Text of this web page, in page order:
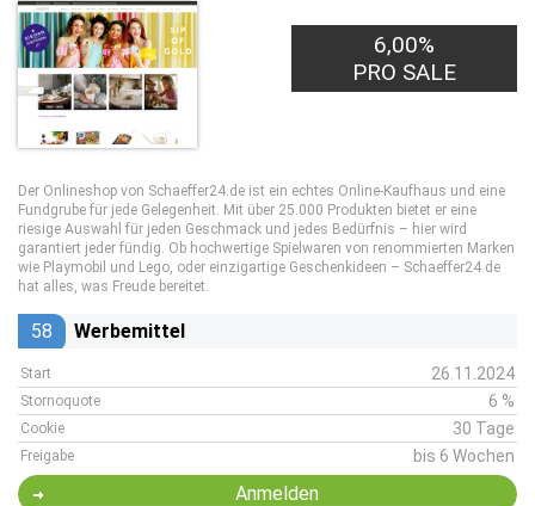
6,00%
PRO SALE
Der Onlineshop von Schaeffer24.de ist ein echtes Online-Kaufhaus und eine
Fundgrube für jede Gelegenheit. Mit über 25.000 Produkten bietet er eine
riesige Auswahl für jeden Geschmack und jedes Bedürfnis – hier wird
garantiert jeder fündig. Ob hochwertige Spielwaren von renommierten Marken
wie Playmobil und Lego, oder einzigartige Geschenkideen – Schaeffer24.de
hat alles, was Freude bereitet.
58 Werbemittel
Start 26.11.2024
Stornoquote 6 %
Cookie 30 Tage
Freigabe bis 6 Wochen
Anmelden